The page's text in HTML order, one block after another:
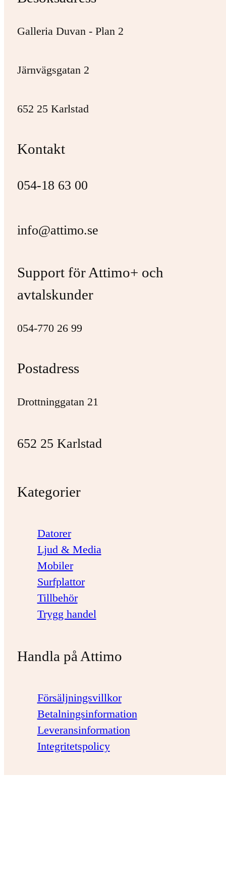
Galleria Duvan - Plan 2
Järnvägsgatan 2
652 25 Karlstad
Kontakt
054-18 63 00
info@attimo.se
Support för Attimo+ och
avtalskunder
054-770 26 99
Postadress
Drottninggatan 21
652 25 Karlstad
Kategorier
Datorer
Ljud & Media
Mobiler
Surfplattor
Tillbehör
Trygg handel
Handla på Attimo
Försäljningsvillkor
Betalningsinformation
Leveransinformation
Integritetspolicy